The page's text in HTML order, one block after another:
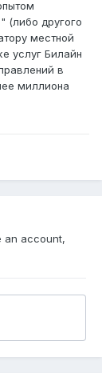
(либо другого
местной
услуг Билайн
в
миллиона
an account,